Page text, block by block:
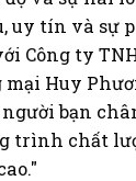
uy tín và sự
Công ty
Huy
bạn
trình chất